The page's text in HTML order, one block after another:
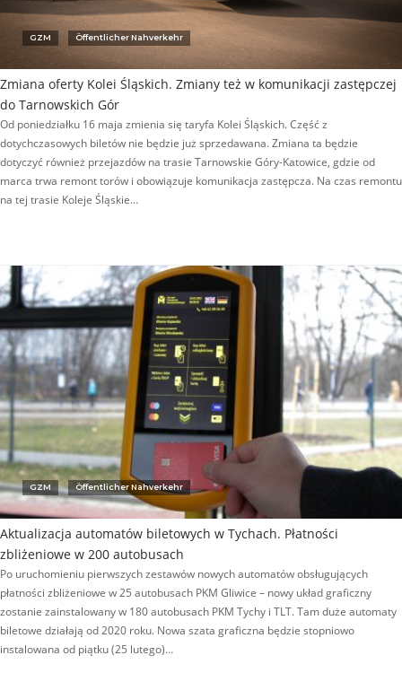
GZM Öffentlicher Nahverkehr
Zmiana oferty Kolei Śląskich. Zmiany też w komunikacji zastępczej
do Tarnowskich Gór
Od poniedziałku 16 maja zmienia się taryfa Kolei Śląskich. Część z
dotychczasowych biletów nie będzie już sprzedawana. Zmiana ta będzie
dotyczyć również przejazdów na trasie Tarnowskie Góry-Katowice, gdzie od
marca trwa remont torów i obowiązuje komunikacja zastępcza. Na czas remontu
na tej trasie Koleje Śląskie…
GZM Öffentlicher Nahverkehr
Aktualizacja automatów biletowych w Tychach. Płatności
zbliżeniowe w 200 autobusach
Po uruchomieniu pierwszych zestawów nowych automatów obsługujących
płatności zbliżeniowe w 25 autobusach PKM Gliwice – nowy układ graficzny
zostanie zainstalowany w 180 autobusach PKM Tychy i TLT. Tam duże automaty
biletowe działają od 2020 roku. Nowa szata graficzna będzie stopniowo
instalowana od piątku (25 lutego)…